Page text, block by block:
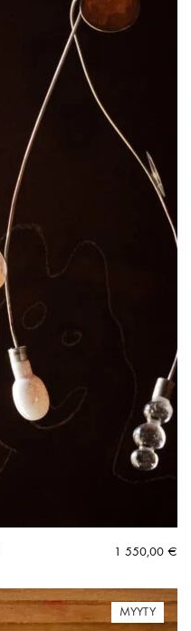
1 550,00 €
MYYTY